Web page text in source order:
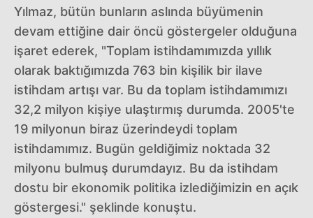
Yılmaz, bütün bunların aslında büyümenin
devam ettiğine dair öncü göstergeler olduğuna
işaret ederek, "Toplam istihdamımızda yıllık
olarak baktığımızda 763 bin kişilik bir ilave
istihdam artışı var. Bu da toplam istihdamımızı
32,2 milyon kişiye ulaştırmış durumda. 2005'te
19 milyonun biraz üzerindeydi toplam
istihdamımız. Bugün geldiğimiz noktada 32
milyonu bulmuş durumdayız. Bu da istihdam
dostu bir ekonomik politika izlediğimizin en açık
göstergesi." şeklinde konuştu.